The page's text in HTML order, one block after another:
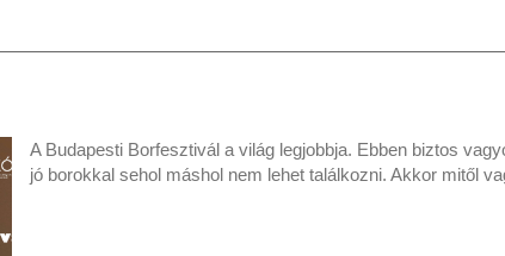
A Budapesti Borfesztivál a világ legjobbja. Ebben biztos
jó borokkal sehol máshol nem lehet találkozni. Akkor mitől